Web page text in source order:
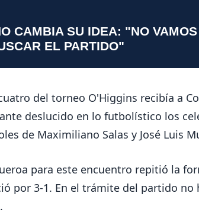
CAMBIA SU IDEA: "NO
EL PARTIDO"
del torneo O'Higgins recibía a
deslucido en lo futbolístico los
de Maximiliano Salas y José Luis
para este encuentro repitió la
por 3-1. En el trámite del partido